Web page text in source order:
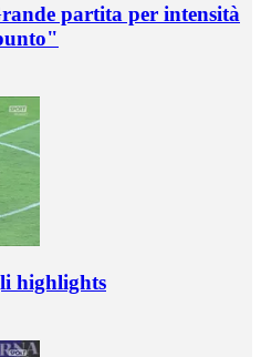
partita per intensità
highlights